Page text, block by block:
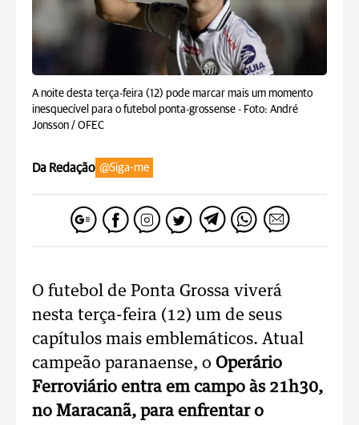
A noite desta terça-feira (12) pode marcar mais um momento
inesquecível para o futebol ponta-grossense - Foto: André
Jonsson / OFEC
Da Redação @Siga-me
O futebol de Ponta Grossa viverá
nesta terça-feira (12) um de seus
capítulos mais emblemáticos. Atual
campeão paranaense, o Operário
Ferroviário entra em campo às 21h30,
no Maracanã, para enfrentar o